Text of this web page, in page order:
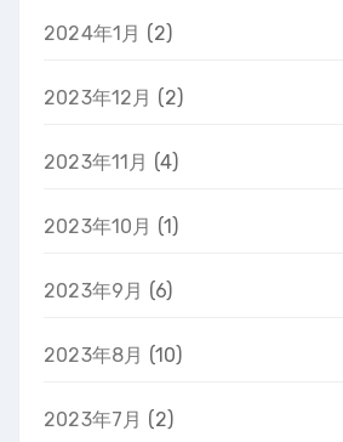
2024年1月 (2)
2023年12月 (2)
2023年11月 (4)
2023年10月 (1)
2023年9月 (6)
2023年8月 (10)
2023年7月 (2)